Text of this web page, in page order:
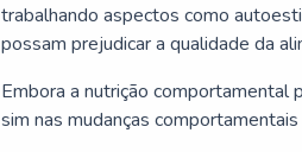
trabalhando aspectos como
possam prejudicar a qualidade da
Embora a nutrição comportamental
sim nas mudanças